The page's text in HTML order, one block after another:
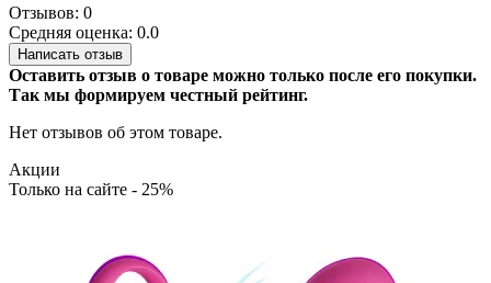
Отзывов: 0
Средняя оценка: 0.0
Написать отзыв
Оставить отзыв о товаре можно только после его покупки.
Так мы формируем честный рейтинг.
Нет отзывов об этом товаре.
Акции
Только на сайте - 25%